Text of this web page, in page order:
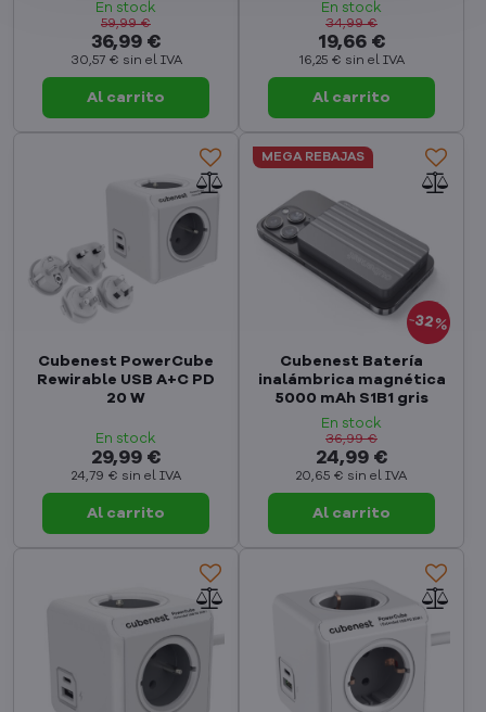
En stock
36,99 €
30,57 € sin el IVA
59,99 €
Al carrito
En stock
19,66 €
16,25 € sin el IVA
34,99 €
Al carrito
Cubenest PowerCube
Rewirable USB A+C PD
20 W
En stock
29,99 €
24,79 € sin el IVA
Al carrito
32%
MEGA REBAJAS
Cubenest Batería
inalámbrica magnética
5000 mAh S1B1 gris
En stock
24,99 €
20,65 € sin el IVA
36,99 €
Al carrito